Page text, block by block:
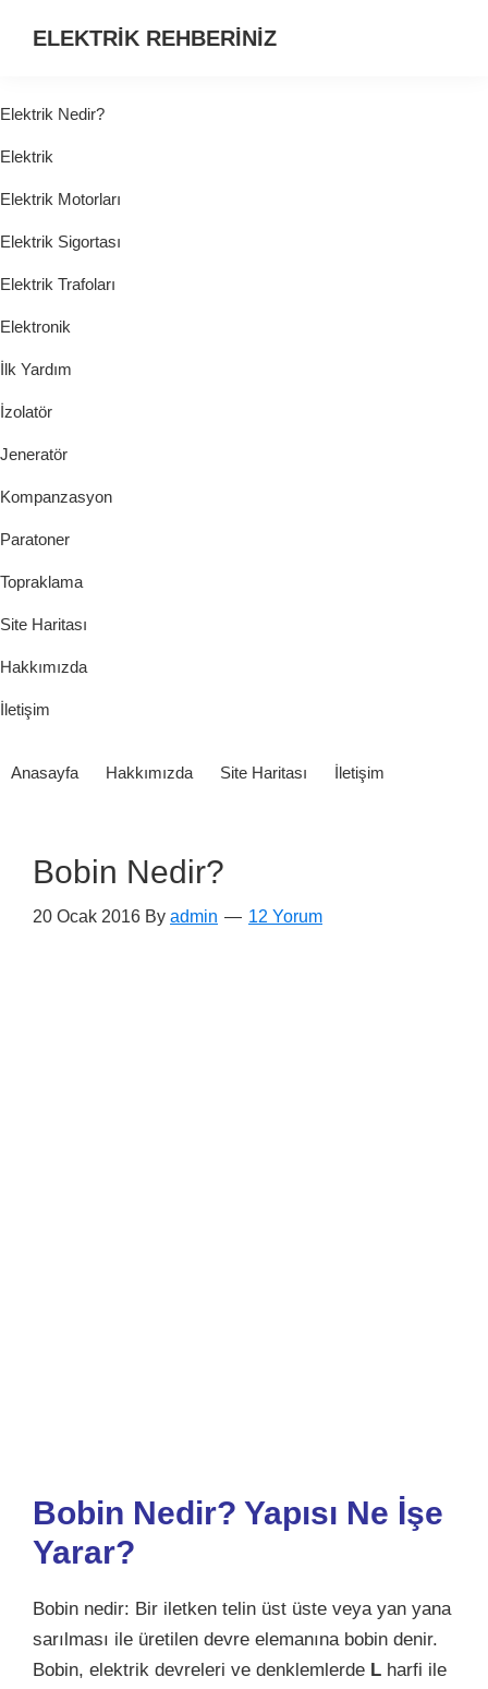
ELEKTRİK REHBERİNİZ
HER
ŞEY...
Elektrik Nedir?
Elektrik
Elektrik Motorları
Elektrik Sigortası
Elektrik Trafoları
Elektronik
İlk Yardım
İzolatör
Jeneratör
Kompanzasyon
Paratoner
Topraklama
Site Haritası
Hakkımızda
İletişim
Anasayfa Hakkımızda Site Haritası İletişim
Bobin Nedir?
20 Ocak 2016 By admin 12 Yorum
Bobin Nedir? Yapısı Ne İşe
Yarar?
Bobin nedir: Bir iletken telin üst üste veya yan yana
sarılması ile üretilen devre elemanına bobin denir.
Bobin, elektrik devreleri ve denklemlerde L harfi ile